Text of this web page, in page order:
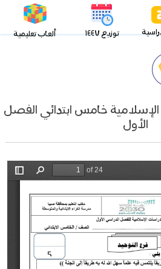
توزيع ١٤٤٧ ألعاب تعليمية
الإسلامية خامس ابتدائي الفصل
الأول